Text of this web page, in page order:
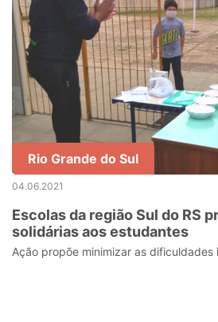
Rio Grande do Sul
04.06.2021
Escolas da região Sul do RS
solidárias aos estudantes
Ação propõe minimizar as